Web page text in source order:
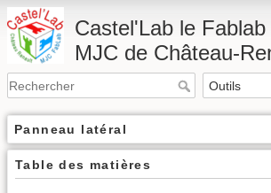
Castel'Lab le Fablab
MJC de Château-
Panneau latéral
Table des matières